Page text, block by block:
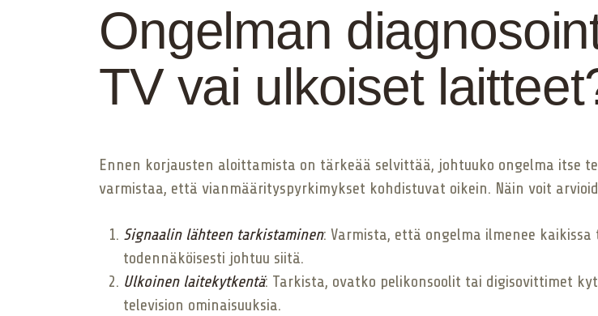
Ongelman
TV vai ulkoiset
Ennen korjausten aloittamista on tärkeää selvittää, johtuuko ongelma itse
varmistaa, että vianmäärityspyrkimykset kohdistuvat oikein. Näin voit
Signaalin lähteen tarkistaminen: Varmista, että ongelma ilmenee
todennäköisesti johtuu siitä.
Ulkoinen laitekytkentä: Tarkista, ovatko pelikonsoolit tai digisovittimet
television ominaisuuksia.